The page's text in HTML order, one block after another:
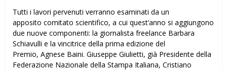
Tutti i lavori pervenuti verranno esaminati da un
apposito comitato scientifico, a cui quest’anno si aggiungono
due nuove componenti: la giornalista freelance Barbara
Schiavulli e la vincitrice della prima edizione del
Premio, Agnese Baini. Giuseppe Giulietti, già Presidente della
Federazione Nazionale della Stampa Italiana, Cristiano